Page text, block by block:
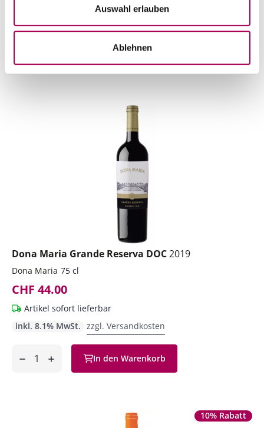
Auswahl erlauben
Ablehnen
hinzufügen
In den Warenkorb
Dona Maria Grande Reserva DOC2019
Dona Maria 75 cl
CHF 44.00
Artikel sofort lieferbar
inkl. 8.1% MwSt. zzgl. Versandkosten
hinzufügen
In den Warenkorb
10% Rabatt